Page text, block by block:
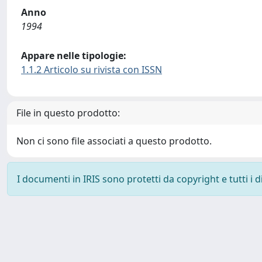
Anno
1994
Appare nelle tipologie:
1.1.2 Articolo su rivista con ISSN
File in questo prodotto:
Non ci sono file associati a questo prodotto.
I documenti in IRIS sono protetti da copyright e tutti i